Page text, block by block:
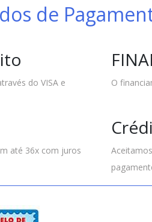
de
do VISA e
O
até 36x com juros